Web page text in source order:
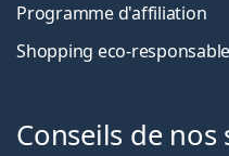
Programme d'affiliation
Shopping eco-responsable
Conseils de nos